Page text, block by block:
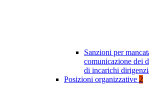
Sanzioni per
comunicazione dei
di incarichi
Posizioni organizzative 2